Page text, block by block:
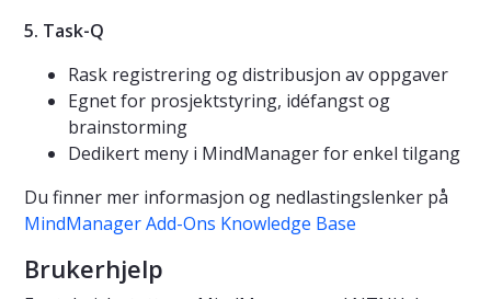
5. Task-Q
Rask registrering og distribusjon av oppgaver
Egnet for prosjektstyring, idéfangst og
brainstorming
Dedikert meny i MindManager for enkel tilgang
Du finner mer informasjon og nedlastingslenker på
MindManager Add-Ons Knowledge Base
Brukerhjelp